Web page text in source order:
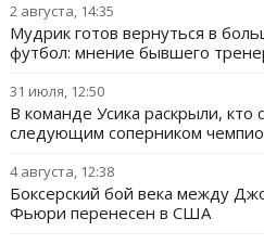
2 августа, 14:35
Мудрик готов вернуться в
футбол: мнение бывшего
31 июля, 12:50
В команде Усика раскрыли, кто
следующим соперником
4 августа, 12:38
Боксерский бой века между
Фьюри перенесен в США